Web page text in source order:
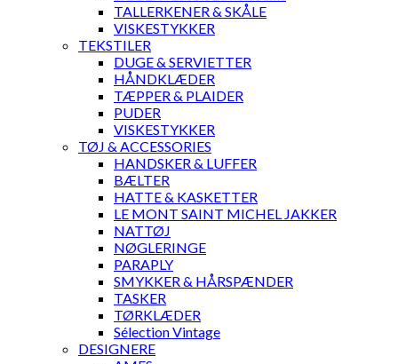
TALLERKENER & SKÅLE
VISKESTYKKER
TEKSTILER
DUGE & SERVIETTER
HÅNDKLÆDER
TÆPPER & PLAIDER
PUDER
VISKESTYKKER
TØJ & ACCESSORIES
HANDSKER & LUFFER
BÆLTER
HATTE & KASKETTER
LE MONT SAINT MICHEL JAKKER
NATTØJ
NØGLERINGE
PARAPLY
SMYKKER & HÅRSPÆNDER
TASKER
TØRKLÆDER
Sélection Vintage
DESIGNERE